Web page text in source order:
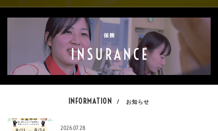
INFORMATION / お知らせ
2026.07.28